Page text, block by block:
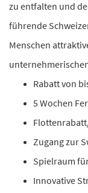
zu entfalten und
führende
Menschen
Rabatt von
5 Wochen
Zugang zur
Spielraum
Innovative